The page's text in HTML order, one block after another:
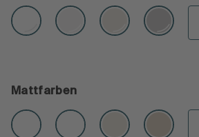
Mattfarben